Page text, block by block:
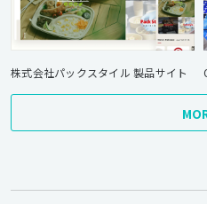
株式会社パックスタイル 製品サイト